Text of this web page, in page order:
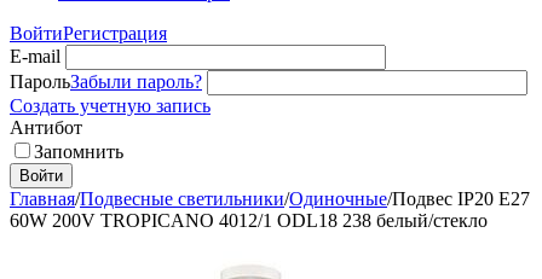
ВойтиРегистрация
E-mail
ПарольЗабыли пароль?
Создать учетную запись
Антибот
Запомнить
Войти
Главная/Подвесные светильники/Одиночные/Подвес IP20 E27
60W 200V TROPICANO 4012/1 ODL18 238 белый/стекло